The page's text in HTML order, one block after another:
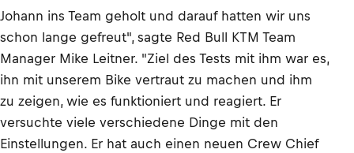
Johann ins Team geholt und darauf hatten wir uns
schon lange gefreut", sagte Red Bull KTM Team
Manager Mike Leitner. "Ziel des Tests mit ihm war es,
ihn mit unserem Bike vertraut zu machen und ihm
zu zeigen, wie es funktioniert und reagiert. Er
versuchte viele verschiedene Dinge mit den
Einstellungen. Er hat auch einen neuen Crew Chief